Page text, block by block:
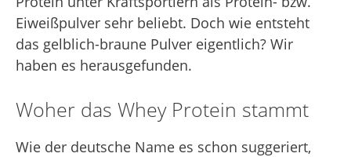
Eiweißpulver sehr beliebt. Doch wie entsteht
das gelblich-braune Pulver eigentlich? Wir
haben es herausgefunden.
Woher das Whey Protein stammt
Wie der deutsche Name es schon suggeriert,